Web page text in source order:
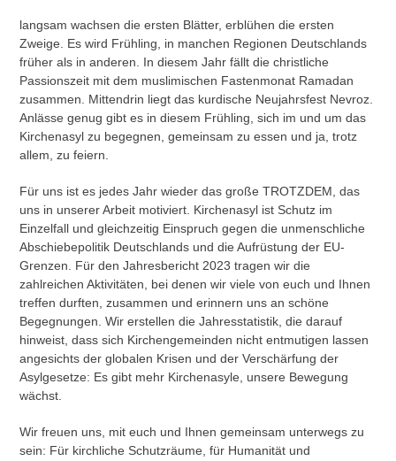
langsam wachsen die ersten Blätter, erblühen die ersten
Zweige. Es wird Frühling, in manchen Regionen Deutschlands
früher als in anderen. In diesem Jahr fällt die christliche
Passionszeit mit dem muslimischen Fastenmonat Ramadan
zusammen. Mittendrin liegt das kurdische Neujahrsfest Nevroz.
Anlässe genug gibt es in diesem Frühling, sich im und um das
Kirchenasyl zu begegnen, gemeinsam zu essen und ja, trotz
allem, zu feiern.
Für uns ist es jedes Jahr wieder das große TROTZDEM, das
uns in unserer Arbeit motiviert. Kirchenasyl ist Schutz im
Einzelfall und gleichzeitig Einspruch gegen die unmenschliche
Abschiebepolitik Deutschlands und die Aufrüstung der EU-
Grenzen. Für den Jahresbericht 2023 tragen wir die
zahlreichen Aktivitäten, bei denen wir viele von euch und Ihnen
treffen durften, zusammen und erinnern uns an schöne
Begegnungen. Wir erstellen die Jahresstatistik, die darauf
hinweist, dass sich Kirchengemeinden nicht entmutigen lassen
angesichts der globalen Krisen und der Verschärfung der
Asylgesetze: Es gibt mehr Kirchenasyle, unsere Bewegung
wächst.
Wir freuen uns, mit euch und Ihnen gemeinsam unterwegs zu
sein: Für kirchliche Schutzräume, für Humanität und